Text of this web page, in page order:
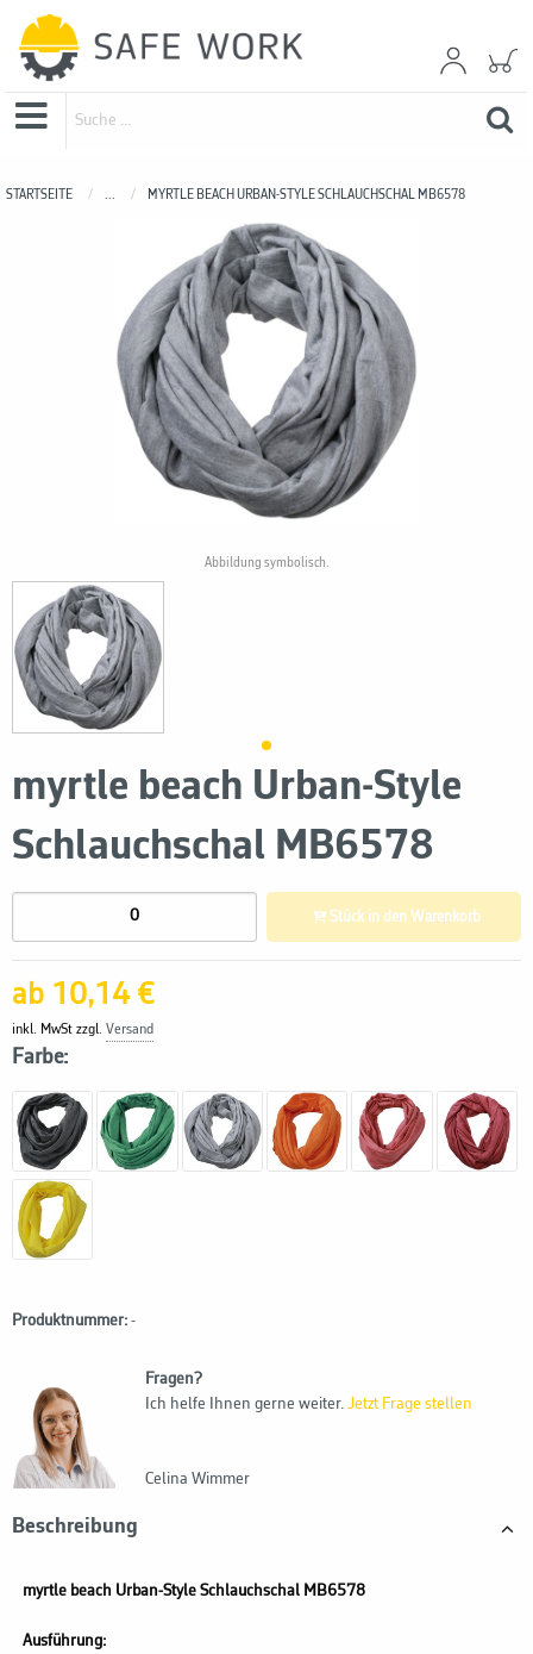
STARTSEITE ... MYRTLE BEACH URBAN-STYLE SCHLAUCHSCHAL MB6578
myrtle beach Urban-Style
Schlauchschal MB6578
Abbildung symbolisch.
ab 10,14 €
inkl. MwSt zzgl. Versand
Farbe:
Stück in den Warenkorb
Produktnummer: -
Fragen?
Ich helfe Ihnen gerne weiter. Jetzt Frage stellen
Celina Wimmer
Beschreibung
myrtle beach Urban-Style Schlauchschal MB6578
Ausführung: